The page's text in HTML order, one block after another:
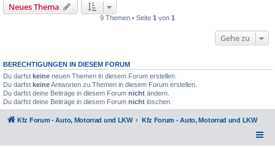
Neues Thema
9 Themen • Seite 1 von 1
Gehe zu
BERECHTIGUNGEN IN DIESEM FORUM
Du darfst keine neuen Themen in diesem Forum erstellen.
Du darfst keineAntworten zu Themen in diesem Forum erstellen.
Du darfst deine Beiträge in diesem Forum nicht ändern.
Du darfst deine Beiträge in diesem Forum nicht löschen.
Kfz Forum - Auto, Motorrad und LKW Kfz Forum - Auto, Motorrad und LKW